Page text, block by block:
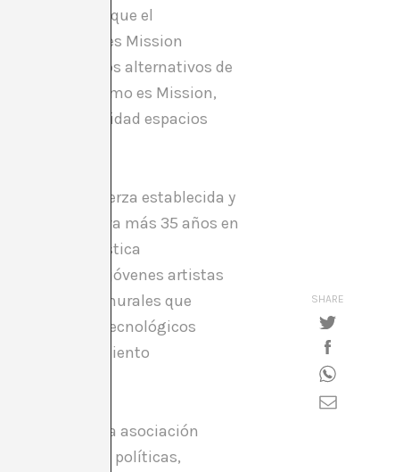
Exprimen lo que el
claro es Mission
espacios alternativos de
de coches, como es Mission,
a la comunidad espacios
era una fuerza establecida y
lleva más 35 años en
expresión artística
el apoyo de jóvenes artistas
coloridos murales que
murales no tecnológicos
al sentimiento
basada la asociación
políticas,
SHARE